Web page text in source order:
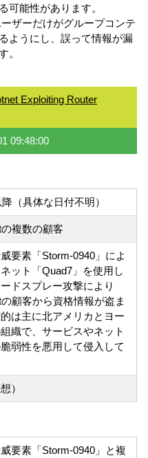
可能性があります。
ザーだけがグループコンテ
ようにし、誤って情報が漏
。
Exploiting Router
09:48:00
（具体な日付不明）
複数の顧客
要素「Storm-0940」によ
ット「Quad7」を使用し
ドスプレー攻撃により
顧客から資格情報が盗ま
は主に北アメリカとヨー
織で、サービスやネット
弱性を悪用して侵入して
）
要素「Storm-0940」と複